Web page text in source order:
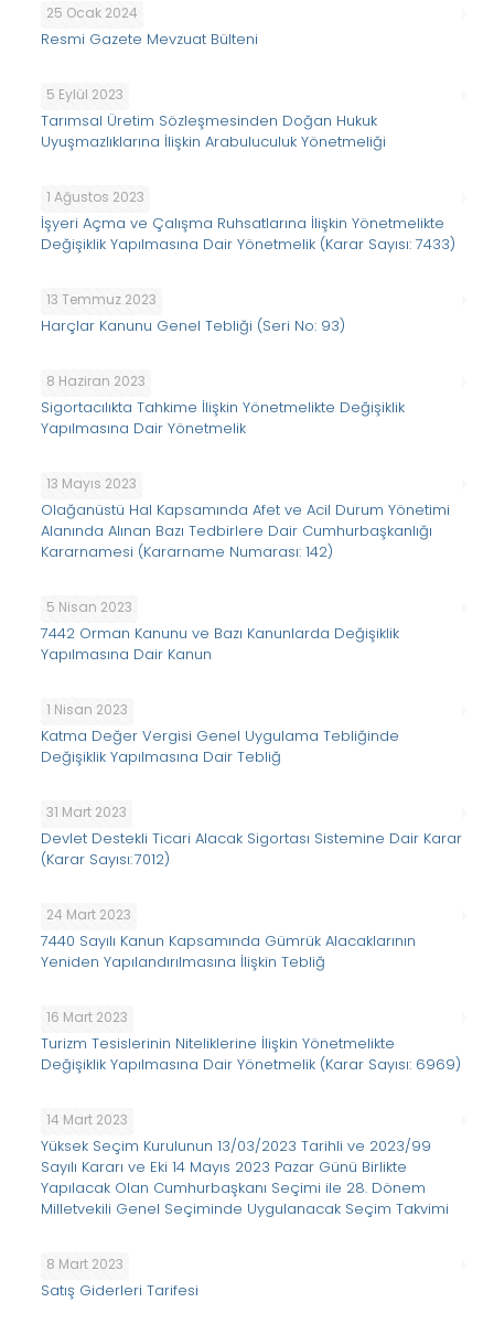
25 Ocak 2024
Resmi Gazete Mevzuat Bülteni
5 Eylül 2023
Tarımsal Üretim Sözleşmesinden Doğan Hukuk
Uyuşmazlıklarına İlişkin Arabuluculuk Yönetmeliği
1 Ağustos 2023
İşyeri Açma ve Çalışma Ruhsatlarına İlişkin Yönetmelikte
Değişiklik Yapılmasına Dair Yönetmelik (Karar Sayısı: 7433)
13 Temmuz 2023
Harçlar Kanunu Genel Tebliği (Seri No: 93)
8 Haziran 2023
Sigortacılıkta Tahkime İlişkin Yönetmelikte Değişiklik
Yapılmasına Dair Yönetmelik
13 Mayıs 2023
Olağanüstü Hal Kapsamında Afet ve Acil Durum Yönetimi
Alanında Alınan Bazı Tedbirlere Dair Cumhurbaşkanlığı
Kararnamesi (Kararname Numarası: 142)
5 Nisan 2023
7442 Orman Kanunu ve Bazı Kanunlarda Değişiklik
Yapılmasına Dair Kanun
1 Nisan 2023
Katma Değer Vergisi Genel Uygulama Tebliğinde
Değişiklik Yapılmasına Dair Tebliğ
31 Mart 2023
Devlet Destekli Ticari Alacak Sigortası Sistemine Dair Karar
(Karar Sayısı: 7012)
24 Mart 2023
7440 Sayılı Kanun Kapsamında Gümrük Alacaklarının
Yeniden Yapılandırılmasına İlişkin Tebliğ
16 Mart 2023
Turizm Tesislerinin Niteliklerine İlişkin Yönetmelikte
Değişiklik Yapılmasına Dair Yönetmelik (Karar Sayısı: 6969)
14 Mart 2023
Yüksek Seçim Kurulunun 13/03/2023 Tarihli ve 2023/99
Sayılı Kararı ve Eki 14 Mayıs 2023 Pazar Günü Birlikte
Yapılacak Olan Cumhurbaşkanı Seçimi ile 28. Dönem
Milletvekili Genel Seçiminde Uygulanacak Seçim Takvimi
8 Mart 2023
Satış Giderleri Tarifesi